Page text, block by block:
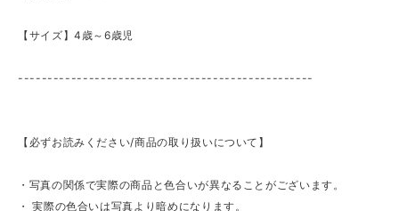
【サイズ】4歳～6歳児
--------------------------------------------------
【必ずお読みください/商品の取り扱いについて】
・写真の関係で実際の商品と色合いが異なることがございます。
・ 実際の色合いは写真より暗めになります。